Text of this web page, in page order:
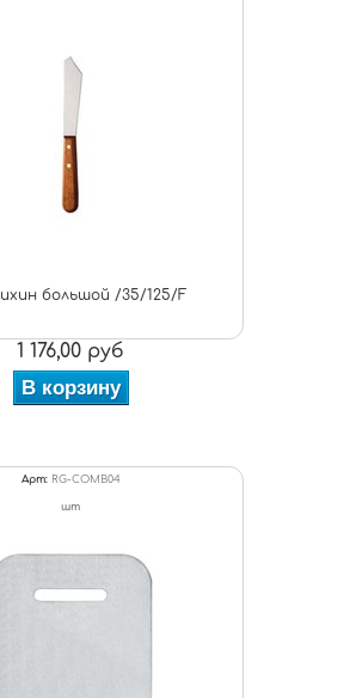
большой /35/125/F
1 176,00 руб
В корзину
Арт: RG-COMB04
шт